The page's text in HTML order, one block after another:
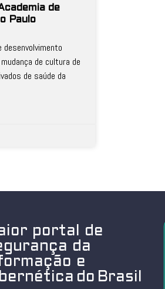
de
Paulo
de cultura de
de saúde da
portal de
da
e
do Brasil